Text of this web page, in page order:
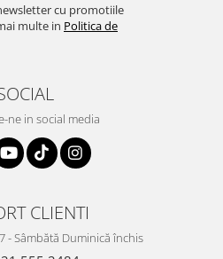
cu promotiile
multe in Politica de
ne in social media
CLIENTI
- Sâmbătă Duminică închis